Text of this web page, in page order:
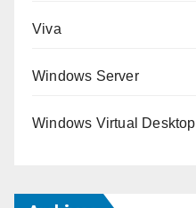
Viva
Windows Server
Windows Virtual Desktop